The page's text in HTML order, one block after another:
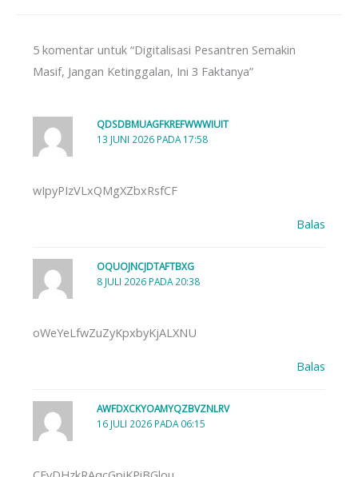
5 komentar untuk “Digitalisasi Pesantren Semakin
Masif, Jangan Ketinggalan, Ini 3 Faktanya”
QDSDBMUAGFKREFWWWIUIT
13 JUNI 2026 PADA 17:58
wIpyPIzVLxQMgXZbxRsfCF
Balas
OQUOJNCJDTAFTBXG
8 JULI 2026 PADA 20:38
oWeYeLfwZuZyKpxbyKjALXNU
Balas
AWFDXCKYOAMYQZBVZNLRV
16 JULI 2026 PADA 06:15